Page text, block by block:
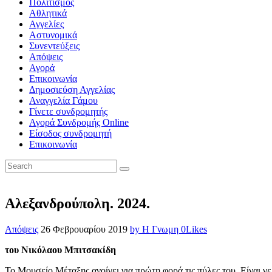
Αθλητικά
Αγγελίες
Αστυνομικά
Συνεντεύξεις
Απόψεις
Αγορά
Επικοινωνία
Δημοσιεύση Αγγελίας
Αναγγελία Γάμου
Γίνετε συνδρομητής
Αγορά Συνδρομής Online
Είσοδος συνδρομητή
Επικοινωνία
Αλεξανδρούπολη. 2024.
Απόψεις 26 Φεβρουαρίου 2019 by Η Γνωμη 0Likes
του Νικόλαου Μπιτσακίδη